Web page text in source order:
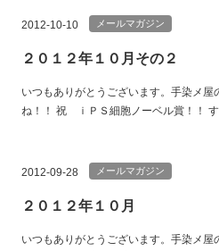
2012-10-10 メールマガジン
２０１２年１０月その２
いつもありがとうございます。手染メ
ね！！ 祝 ｉＰＳ細胞ノーベル賞！！
2012-09-28 メールマガジン
２０１２年１０月
いつもありがとうございます。手染メ屋